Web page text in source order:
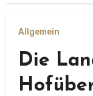
Allgemein
Die